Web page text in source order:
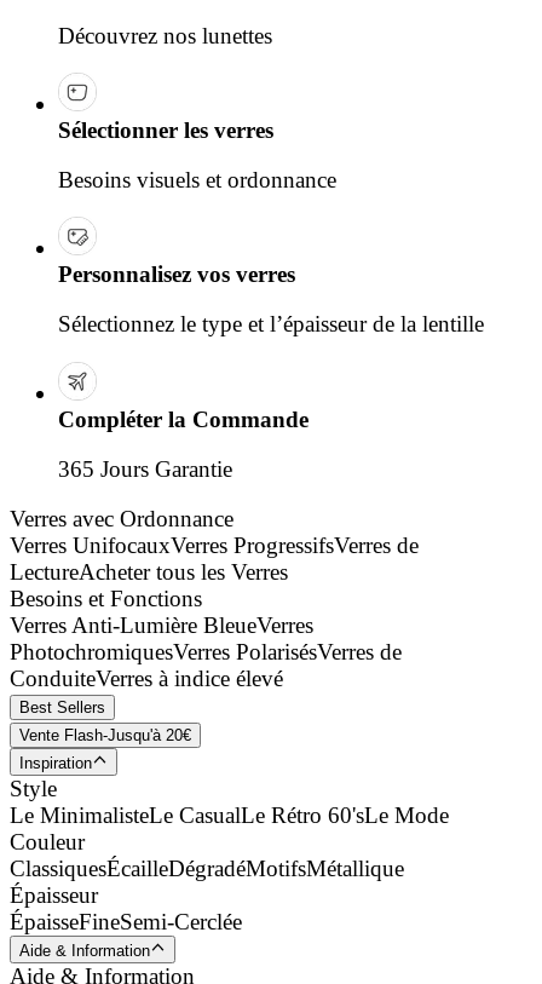
Découvrez nos lunettes
Sélectionner les verres
Besoins visuels et ordonnance
Personnalisez vos verres
Sélectionnez le type et l’épaisseur de la lentille
Compléter la Commande
365 Jours Garantie
Verres avec Ordonnance
Verres UnifocauxVerres ProgressifsVerres de
LectureAcheter tous les Verres
Besoins et Fonctions
Verres Anti-Lumière BleueVerres
PhotochromiquesVerres PolarisésVerres de
ConduiteVerres à indice élevé
Best Sellers
Vente Flash-Jusqu'à 20€
Inspiration
Style
Le MinimalisteLe CasualLe Rétro 60'sLe Mode
Couleur
ClassiquesÉcailleDégradéMotifsMétallique
Épaisseur
ÉpaisseFineSemi-Cerclée
Aide & Information
Aide & Information